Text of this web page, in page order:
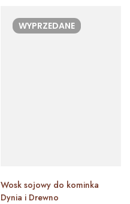
WYPRZEDANE
Wosk sojowy do kominka
Dynia i Drewno